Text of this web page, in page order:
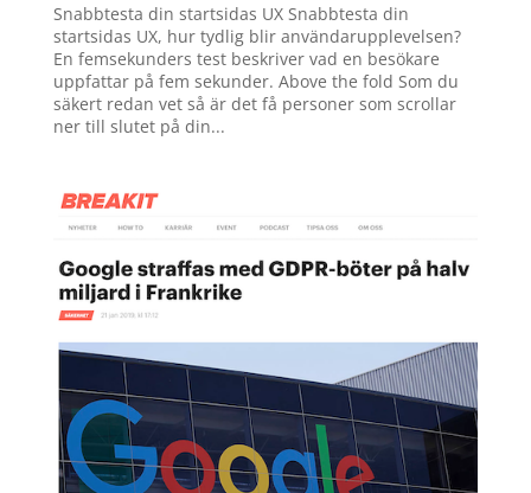
Snabbtesta din startsidas UX Snabbtesta din
startsidas UX, hur tydlig blir användarupplevelsen?
En femsekunders test beskriver vad en besökare
uppfattar på fem sekunder. Above the fold Som du
säkert redan vet så är det få personer som scrollar
ner till slutet på din...